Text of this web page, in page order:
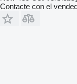
Contacte con el